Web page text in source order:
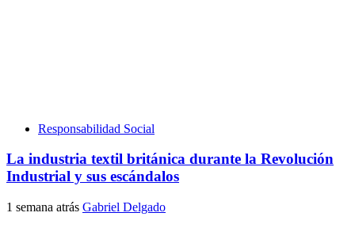
Responsabilidad Social
La industria textil británica durante la Revolución
Industrial y sus escándalos
1 semana atrás Gabriel Delgado